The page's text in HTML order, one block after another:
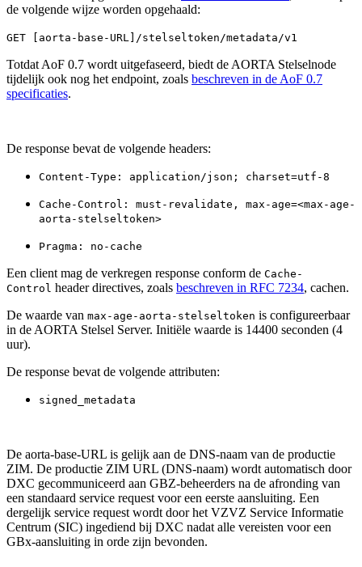
de volgende wijze worden opgehaald:
GET [aorta-base-URL]/stelseltoken/metadata/v1
Totdat AoF 0.7 wordt uitgefaseerd, biedt de AORTA Stelselnode
tijdelijk ook nog het endpoint, zoals beschreven in de AoF 0.7
specificaties.
De response bevat de volgende headers:
Content-Type: application/json; charset=utf-8
Cache-Control: must-revalidate, max-age=<max-age-
aorta-stelseltoken>
Pragma: no-cache
Een client mag de verkregen response conform de Cache-
Control header directives, zoals beschreven in RFC 7234, cachen.
De waarde van max-age-aorta-stelseltoken is configureerbaar
in de AORTA Stelsel Server. Initiële waarde is 14400 seconden (4
uur).
De response bevat de volgende attributen:
signed_metadata
De aorta-base-URL is gelijk aan de DNS-naam van de productie
ZIM. De productie ZIM URL (DNS-naam) wordt automatisch door
DXC gecommuniceerd aan GBZ-beheerders na de afronding van
een standaard service request voor een eerste aansluiting. Een
dergelijk service request wordt door het VZVZ Service Informatie
Centrum (SIC) ingediend bij DXC nadat alle vereisten voor een
GBx-aansluiting in orde zijn bevonden.